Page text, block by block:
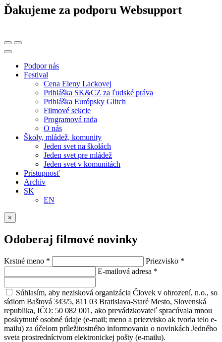
Ďakujeme za podporu Websupport
Podpor nás
Festival
Cena Eleny Lackovej
Prihláška SK&CZ za ľudské práva
Prihláška Európsky Glitch
Filmové sekcie
Programová rada
O nás
Školy, mládež, komunity
Jeden svet na školách
Jeden svet pre mládež
Jeden svet v komunitách
Prístupnosť
Archív
SK
EN
×
Odoberaj filmové novinky
Krstné meno * Priezvisko *
E-mailová adresa *
Súhlasím, aby nezisková organizácia Človek v ohrození, n.o., so
sídlom Baštová 343/5, 811 03 Bratislava-Staré Mesto, Slovenská
republika, IČO: 50 082 001, ako prevádzkovateľ spracúvala mnou
poskytnuté osobné údaje (e-mail; meno a priezvisko ak tvoria telo e-
mailu) za účelom príležitostného informovania o novinkách Jedného
sveta prostredníctvom elektronickej pošty (e-mailu).